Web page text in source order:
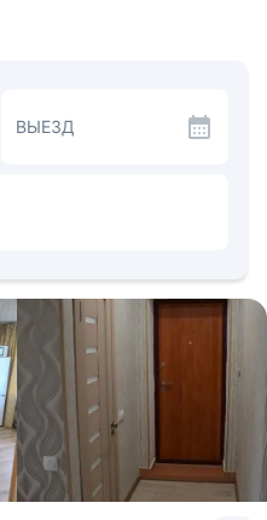
74 km from the
ВЫЕЗД